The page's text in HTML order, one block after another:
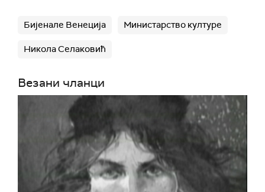
Бијенале Венеција Министарство културе
Никола Селаковић
Везани чланци